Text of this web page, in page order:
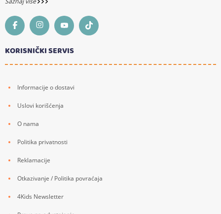
KORISNIČKI SERVIS
Informacije o dostavi
Uslovi korišćenja
O nama
Politika privatnosti
Reklamacije
Otkazivanje / Politika povraćaja
4Kids Newsletter